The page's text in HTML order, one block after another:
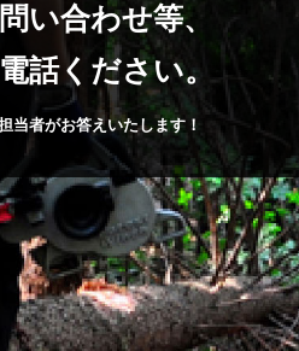
い合わせ等、
話ください。
当者がお答えいたします！